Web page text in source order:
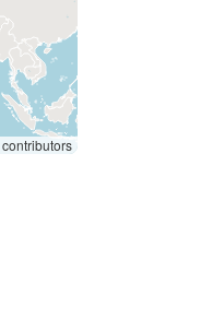
contributors